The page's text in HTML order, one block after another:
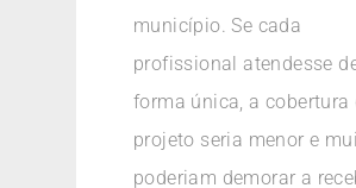
município. Se cada
profissional atendesse
forma única, a cobertura
projeto seria menor e
poderiam demorar a